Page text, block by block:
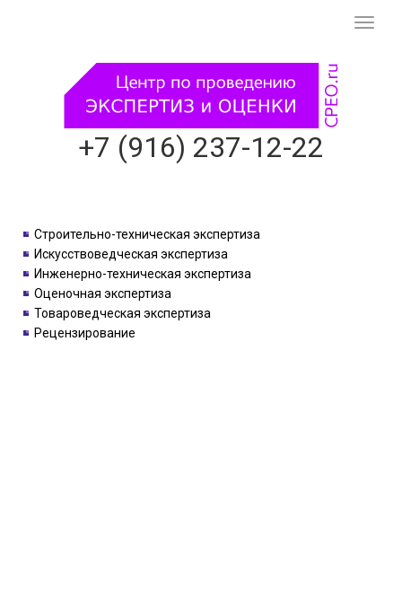
+7 (916) 237-12-22
Строительно-техническая экспертиза
Искусствоведческая экспертиза
Инженерно-техническая экспертиза
Оценочная экспертиза
Товароведческая экспертиза
Рецензирование